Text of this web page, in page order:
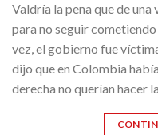
Valdría la pena que de
para no seguir
vez, el gobierno fue
dijo que en Colombia
derecha no querían hacer